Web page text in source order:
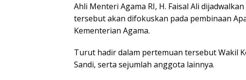
Ahli Menteri Agama RI, H. Faisal Ali
tersebut akan difokuskan pada pembinaan
Kementerian Agama.
Turut hadir dalam pertemuan tersebut Wakil
Sandi, serta sejumlah anggota lainnya.